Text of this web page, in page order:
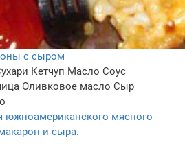
с сыром
Кетчуп Масло Соус
Оливковое масло Сыр
южноамериканского мясного
и сыра.